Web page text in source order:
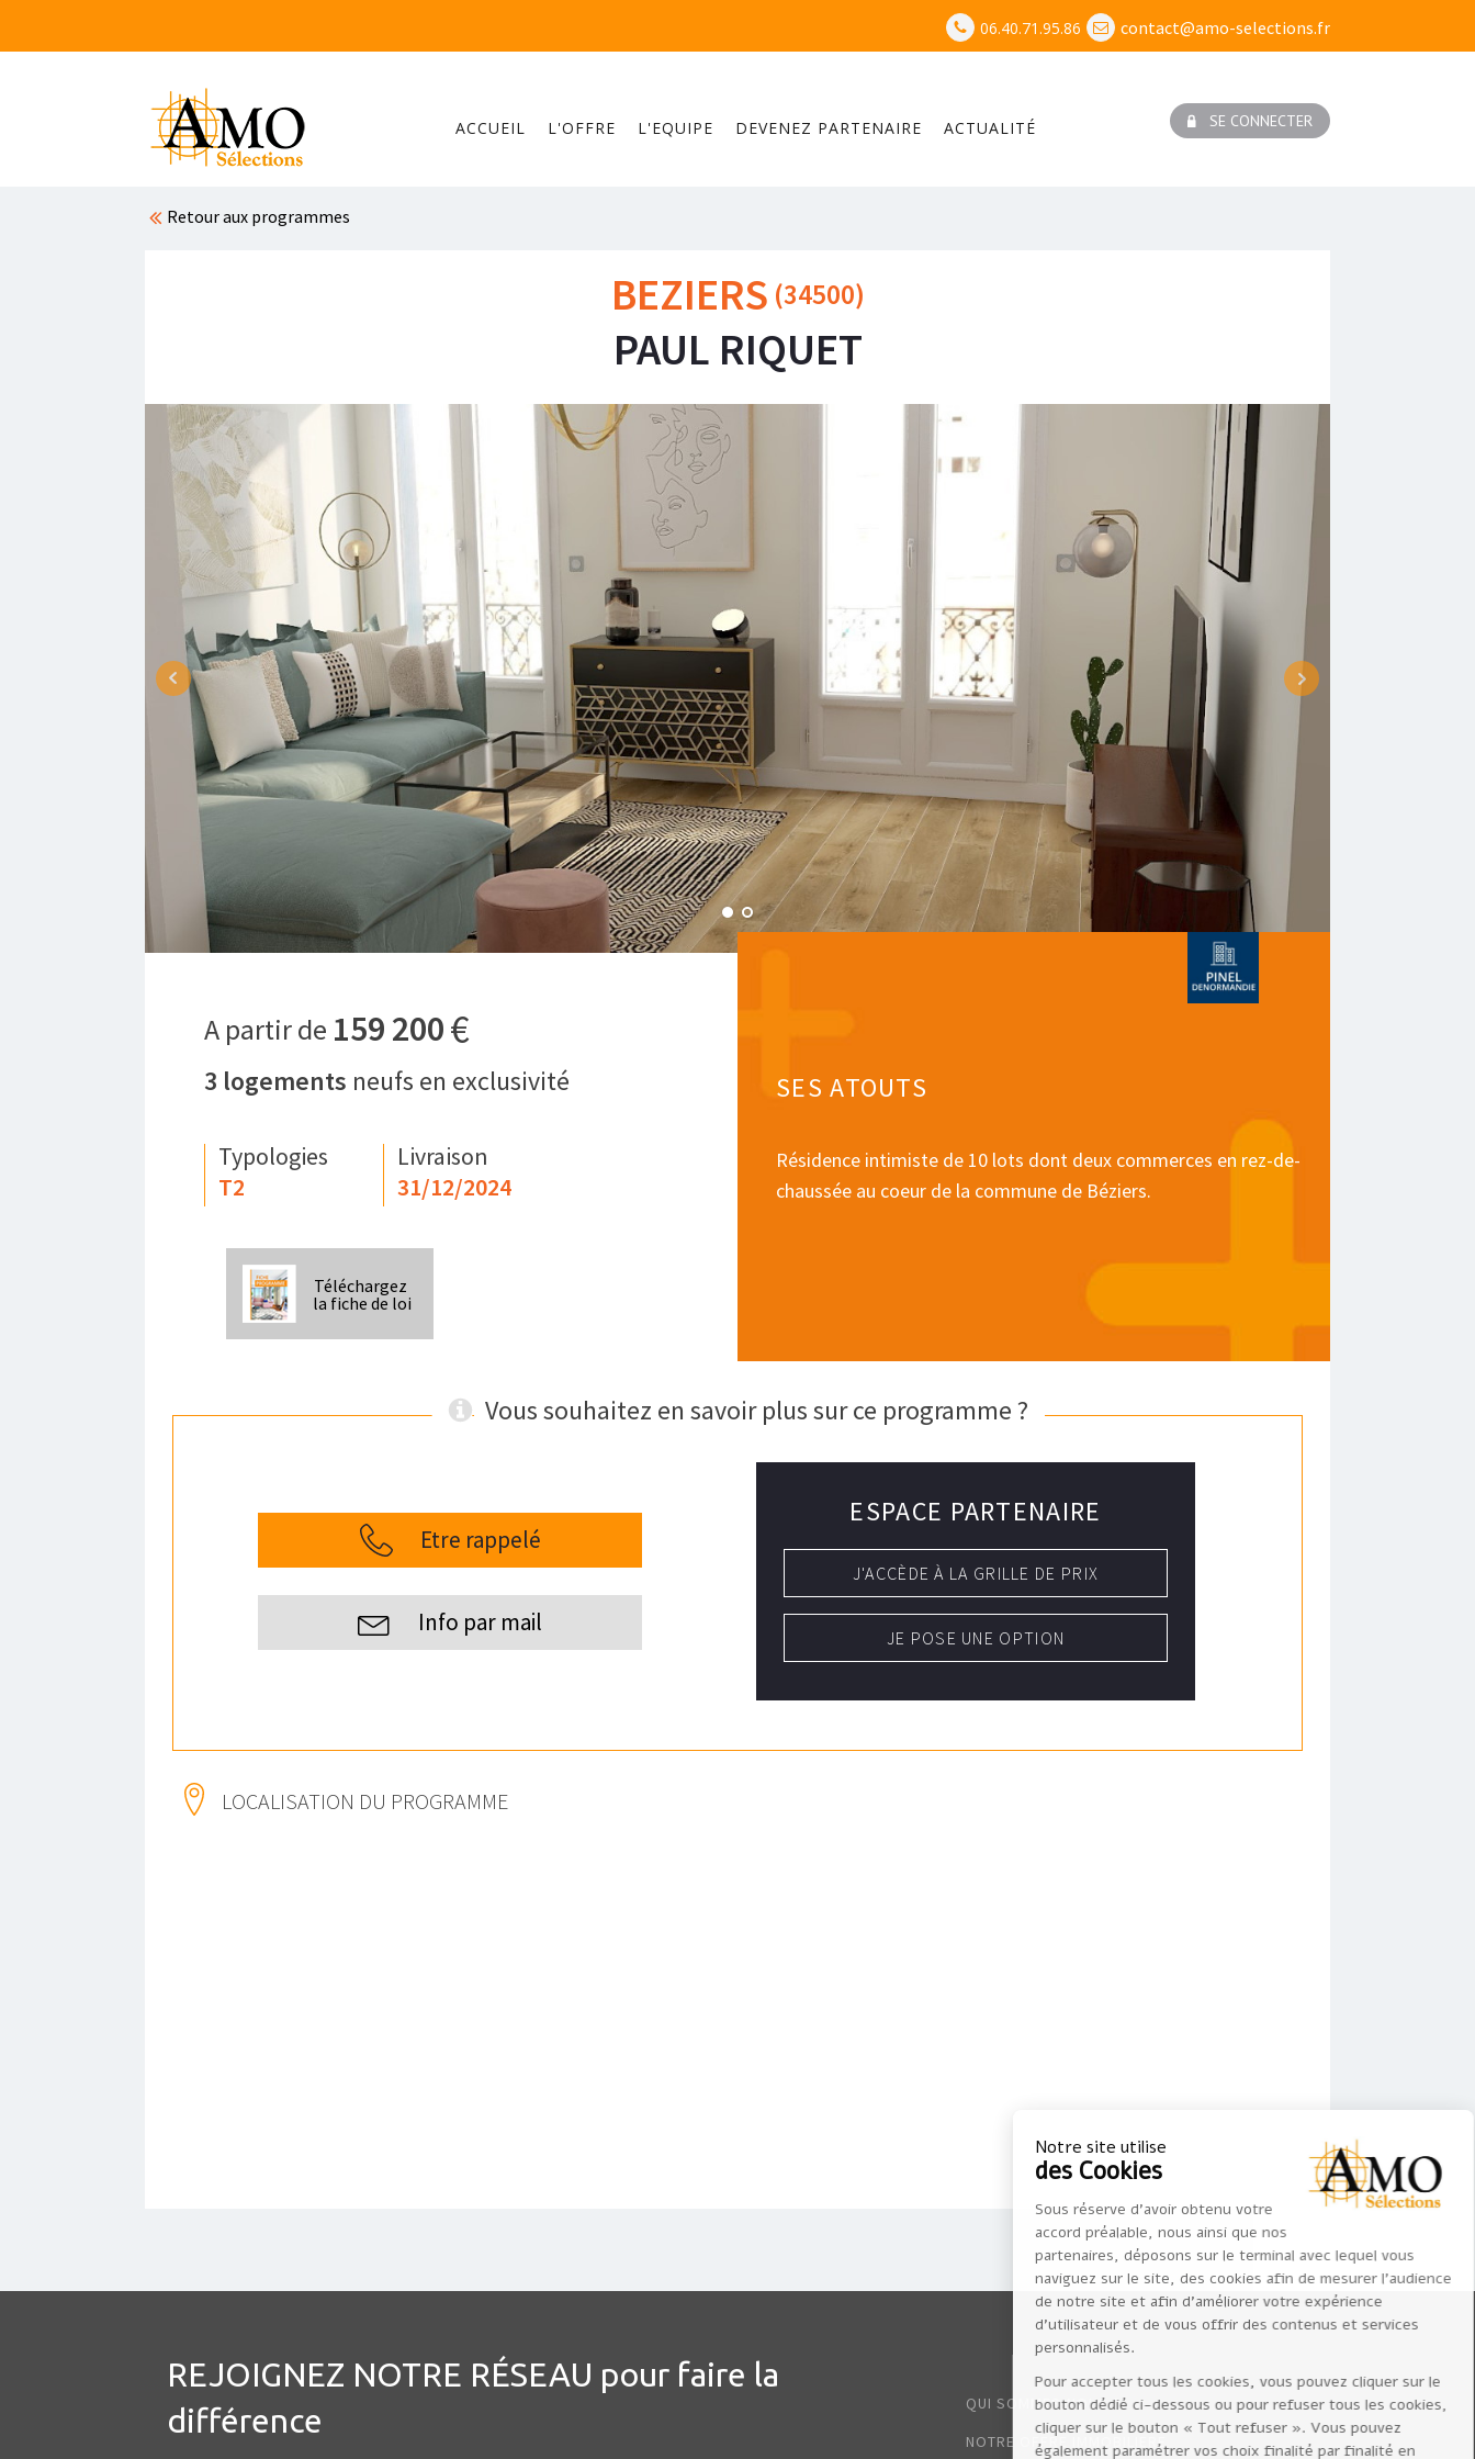
06.40.71.95.86 contact@amo-selections.fr
ACCUEIL L'OFFRE L'EQUIPE DEVENEZ PARTENAIRE ACTUALITÉ SE CONNECTER
Retour aux programmes
BEZIERS (34500)
PAUL RIQUET
A partir de 159 200€
3 logements neufs en exclusivité
Typologies
T2
Livraison
31/12/2024
Téléchargez
la fiche de loi
SES ATOUTS
Résidence intimiste de 10 lots dont deux commerces en rez-de-
chaussée au coeur de la commune de Béziers.
Vous souhaitez en savoir plus sur ce programme ?
Etre rappelé
Info par mail
ESPACE PARTENAIRE
J'ACCÈDE À LA GRILLE DE PRIX
JE POSE UNE OPTION
LOCALISATION DU PROGRAMME
REJOIGNEZ NOTRE RÉSEAU pour faire la
différence
QUI SOMMES-NOUS ?
NOTRE OFFRE IMMOBILIERE
Notre site utilise
des Cookies
Sous réserve d’avoir obtenu votre
accord préalable, nous ainsi que nos
partenaires, déposons sur le terminal avec lequel vous
naviguez sur le site, des cookies afin de mesurer l’audience
de notre site et afin d'améliorer votre expérience
d'utilisateur et de vous offrir des contenus et services
personnalisés.
Pour accepter tous les cookies, vous pouvez cliquer sur le
bouton dédié ci-dessous ou pour refuser tous les cookies,
cliquer sur le bouton « Tout refuser ». Vous pouvez
également paramétrer vos choix finalité par finalité en